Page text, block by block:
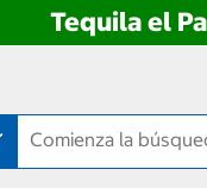
Tequila el